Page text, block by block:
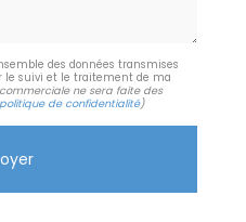
des données transmises
le suivi et le traitement de ma
ne sera faite des
politique de confidentialité)